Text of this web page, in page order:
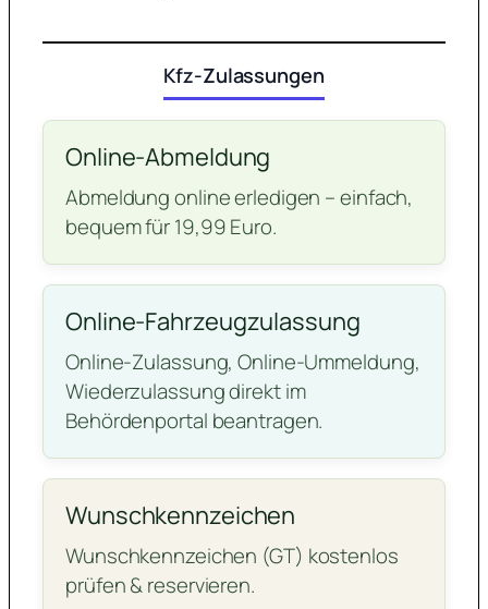
Kfz-Zulassungen
Online-Abmeldung
Abmeldung online erledigen – einfach,
bequem für 19,99 Euro.
Online-Fahrzeugzulassung
Online-Zulassung, Online-Ummeldung,
Wiederzulassung direkt im
Behördenportal beantragen.
Wunschkennzeichen
Wunschkennzeichen (GT) kostenlos
prüfen & reservieren.